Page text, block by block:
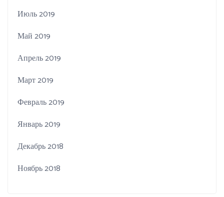
Июль 2019
Май 2019
Апрель 2019
Март 2019
Февраль 2019
Январь 2019
Декабрь 2018
Ноябрь 2018